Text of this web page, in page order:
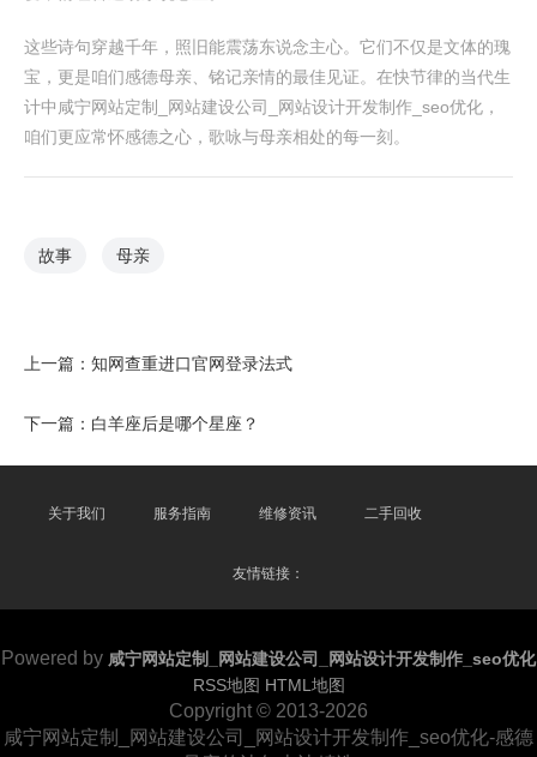
这些诗句穿越千年，照旧能震荡东说念主心。它们不仅是文体的瑰
宝，更是咱们感德母亲、铭记亲情的最佳见证。在快节律的当代生
计中咸宁网站定制_网站建设公司_网站设计开发制作_seo优化，
咱们更应常怀感德之心，歌咏与母亲相处的每一刻。
故事 母亲
上一篇： 知网查重进口官网登录法式
下一篇： 白羊座后是哪个星座？
关于我们 服务指南 维修资讯 二手回收
友情链接：
Powered by 咸宁网站定制_网站建设公司_网站设计开发制作_seo优化
RSS地图 HTML地图
Copyright © 2013-2026
咸宁网站定制_网站建设公司_网站设计开发制作_seo优化-感德